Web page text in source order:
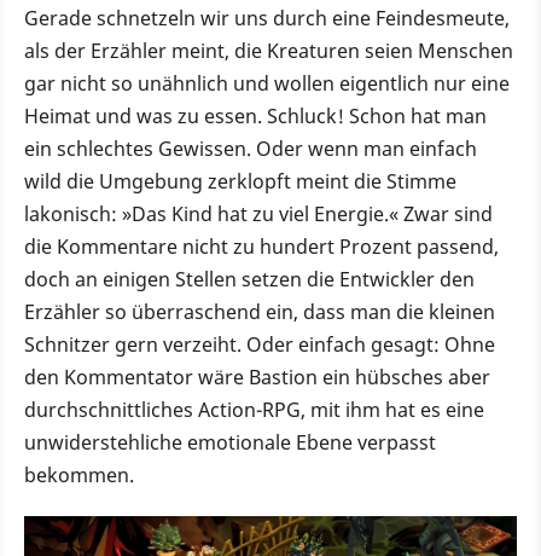
Gerade schnetzeln wir uns durch eine Feindesmeute,
als der Erzähler meint, die Kreaturen seien Menschen
gar nicht so unähnlich und wollen eigentlich nur eine
Heimat und was zu essen. Schluck! Schon hat man
ein schlechtes Gewissen. Oder wenn man einfach
wild die Umgebung zerklopft meint die Stimme
lakonisch: »Das Kind hat zu viel Energie.« Zwar sind
die Kommentare nicht zu hundert Prozent passend,
doch an einigen Stellen setzen die Entwickler den
Erzähler so überraschend ein, dass man die kleinen
Schnitzer gern verzeiht. Oder einfach gesagt: Ohne
den Kommentator wäre Bastion ein hübsches aber
durchschnittliches Action-RPG, mit ihm hat es eine
unwiderstehliche emotionale Ebene verpasst
bekommen.